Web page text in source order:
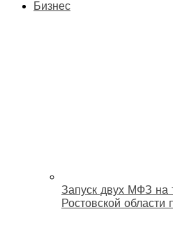
Бизнес
Запуск двух МФЗ на
Ростовской